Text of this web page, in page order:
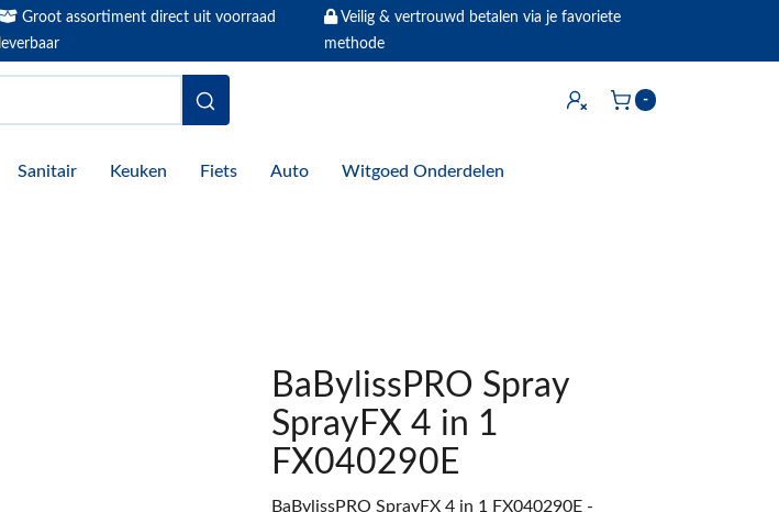
Groot assortiment direct uit voorraad
leverbaar
Veilig & vertrouwd betalen via je favoriete
methode
Inloggen -
Sanitair Keuken Fiets Auto Witgoed Onderdelen
BaBylissPRO Spray
SprayFX 4 in 1
FX040290E
BaBylissPRO SprayFX 4 in 1 FX040290E -